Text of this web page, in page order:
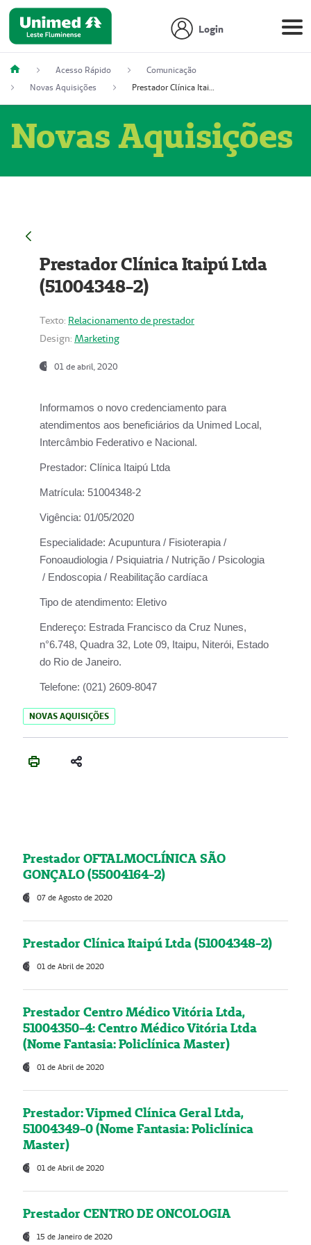
Login
Acesso Rápido
Comunicação
Novas Aquisições
Prestador Clínica Itaipú Ltda (51004348-2)
Novas Aquisições
Prestador Clínica Itaipú Ltda
(51004348-2)
Texto: Relacionamento de prestador
Design: Marketing
01 de abril, 2020
Informamos o novo credenciamento para
atendimentos aos beneficiários da Unimed Local,
Intercâmbio Federativo e Nacional.
Prestador: Clínica Itaipú Ltda
Matrícula: 51004348-2
Vigência: 01/05/2020
Especialidade: Acupuntura / Fisioterapia /
Fonoaudiologia / Psiquiatria / Nutrição / Psicologia
/ Endoscopia / Reabilitação cardíaca
Tipo de atendimento: Eletivo
Endereço: Estrada Francisco da Cruz Nunes,
n°6.748, Quadra 32, Lote 09, Itaipu, Niterói, Estado
do Rio de Janeiro.
Telefone: (021) 2609-8047
NOVAS AQUISIÇÕES
Prestador OFTALMOCLÍNICA SÃO
GONÇALO (55004164-2)
07 de Agosto de 2020
Prestador Clínica Itaipú Ltda (51004348-2)
01 de Abril de 2020
Prestador Centro Médico Vitória Ltda,
51004350-4: Centro Médico Vitória Ltda
(Nome Fantasia: Policlínica Master)
01 de Abril de 2020
Prestador: Vipmed Clínica Geral Ltda,
51004349-0 (Nome Fantasia: Policlínica
Master)
01 de Abril de 2020
Prestador CENTRO DE ONCOLOGIA
15 de Janeiro de 2020